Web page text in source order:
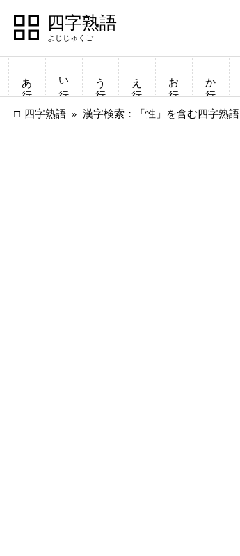
四字熟語
あ行 い行 う行 え行 お行 か行
四字熟語 漢字検索：「性」を含む四字熟語